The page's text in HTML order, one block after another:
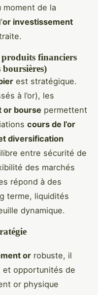
de la
or investissement
financiers
est stratégique.
à l’or), les
or bourse permettent
cours de l’or
diversification
entre sécurité de
des marchés
répond à des
terme, liquidités
dynamique.
or robuste, il
et opportunités de
or physique